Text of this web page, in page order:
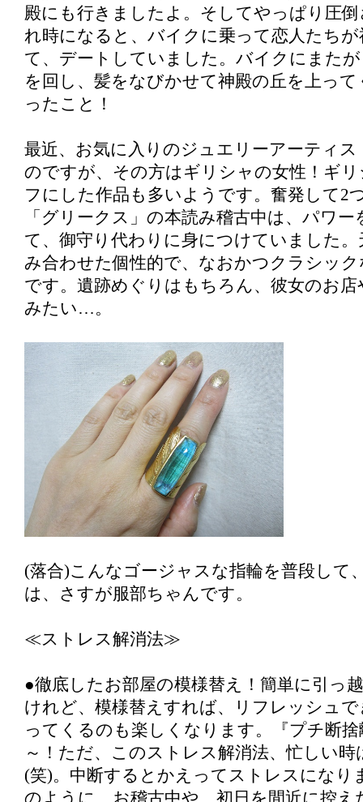
殿にも行きましたよ。そしてやっぱり圧
れ時になると、バイクに乗って恋人たち
て、デートしていました。バイクにまた
を回し、髪をなびかせて神殿の丘を上っ
ったこと！
最近、お気に入りのジュエリーアーティ
のですが、その方はギリシャの女性！ギ
フにした作品も多いようです。奮発して2
「グリークス」の本読み稽古中は、パワ
て、御守り代わりに身につけていました。
み合わせた個性的で、なおかつクラシッ
です。遺跡めぐりはもちろん、彼女のお
みたい…。
(落合)こんなゴージャスな指輪を普段して
は、さすが服部ちゃんです。
≪ストレス解消法≫
●徹底したお部屋の模様替え！簡単に引っ
けれど、模様替えすれば、リフレッシュ
ってくるのも楽しくなります。『プチ断
～！ただ、このストレス解消法、忙しい
(笑)。中断するとかえってストレスになり
のように、お稽古中や、初日を間近に控え